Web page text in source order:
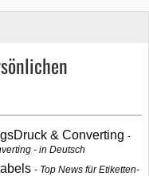
& Converting
- in Deutsch
Top News für Etiketten-